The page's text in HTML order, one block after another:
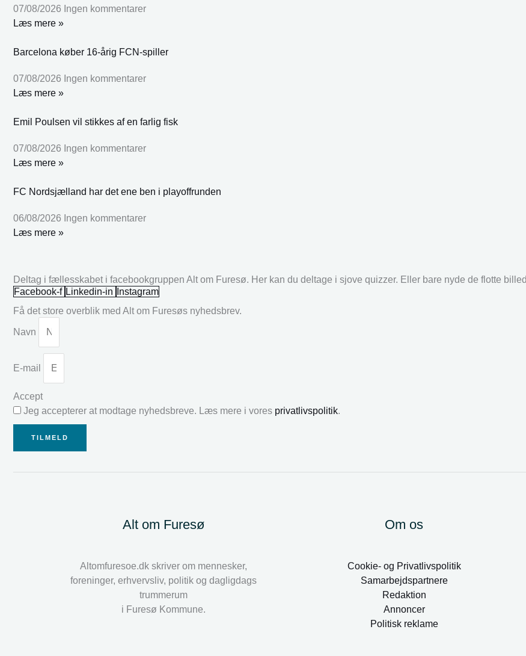
07/08/2026 Ingen kommentarer
Læs mere »
Barcelona køber 16-årig FCN-spiller
07/08/2026 Ingen kommentarer
Læs mere »
Emil Poulsen vil stikkes af en farlig fisk
07/08/2026 Ingen kommentarer
Læs mere »
FC Nordsjælland har det ene ben i playoffrunden
06/08/2026 Ingen kommentarer
Læs mere »
Deltag i fællesskabet i facebookgruppen Alt om Furesø. Her kan du deltage i sjove quizzer. Eller bare nyde de flotte
Facebook-f Linkedin-in
Instagram
Få det store overblik med Alt om Furesøs nyhedsbrev.
Navn
E-mail
Accept
Jeg accepterer at modtage nyhedsbreve. Læs mere i vores privatlivspolitik.
TILMELD
Alt om Furesø
Altomfuresoe.dk skriver om mennesker,
foreninger, erhvervsliv, politik og dagligdags
trummerum
i Furesø Kommune.
Om os
Cookie- og Privatlivspolitik
Samarbejdspartnere
Redaktion
Annoncer
Politisk reklame